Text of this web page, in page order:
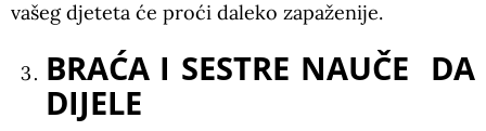
vašeg djeteta će proći daleko zapaženije.
BRAĆA I SESTRE NAUČE DA
DIJELE